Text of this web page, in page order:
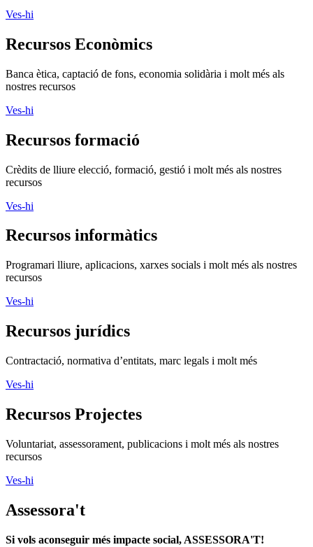
Ves-hi
Recursos Econòmics
Banca ètica, captació de fons, economia solidària i molt més als
nostres recursos
Ves-hi
Recursos formació
Crèdits de lliure elecció, formació, gestió i molt més als nostres
recursos
Ves-hi
Recursos informàtics
Programari lliure, aplicacions, xarxes socials i molt més als nostres
recursos
Ves-hi
Recursos jurídics
Contractació, normativa d’entitats, marc legals i molt més
Ves-hi
Recursos Projectes
Voluntariat, assessorament, publicacions i molt més als nostres
recursos
Ves-hi
Assessora't
Si vols aconseguir més impacte social, ASSESSORA'T!